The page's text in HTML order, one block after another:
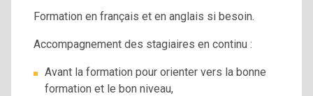
Formation en français et en anglais si besoin.
Accompagnement des stagiaires en continu :
Avant la formation pour orienter vers la bonne
formation et le bon niveau,